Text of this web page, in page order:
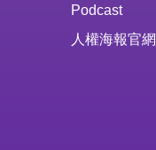
Podcast
人權海報官網